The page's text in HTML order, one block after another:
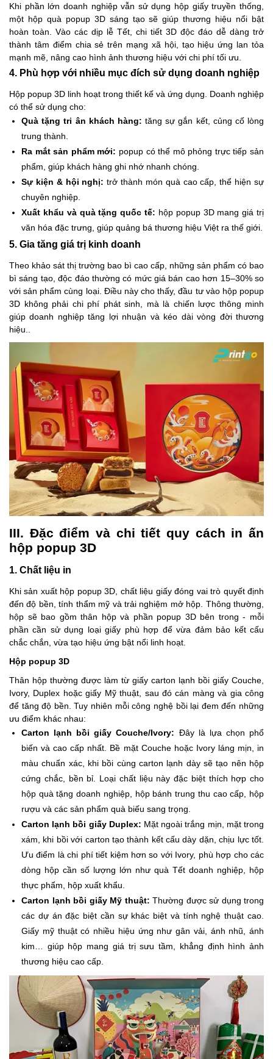
Khi phần lớn doanh nghiệp vẫn sử dụng hộp giấy truyền thống,
một hộp quà popup 3D sáng tạo sẽ giúp thương hiệu nổi bật
hoàn toàn. Vào các dịp lễ Tết, chi tiết 3D độc đáo dễ dàng trở
thành tâm điểm chia sẻ trên mạng xã hội, tạo hiệu ứng lan tỏa
mạnh mẽ, nâng cao hình ảnh thương hiệu với chi phí tối ưu.
4. Phù hợp với nhiều mục đích sử dụng doanh nghiệp
Hộp popup 3D linh hoạt trong thiết kế và ứng dụng. Doanh nghiệp
có thể sử dụng cho:
Quà tặng tri ân khách hàng: tăng sự gắn kết, củng cố lòng
trung thành.
Ra mắt sản phẩm mới: popup có thể mô phỏng trực tiếp sản
phẩm, giúp khách hàng ghi nhớ nhanh chóng.
Sự kiện & hội nghị:trở thành món quà cao cấp, thể hiện sự
chuyên nghiệp.
Xuất khẩu và quà tặng quốc tế: hộp popup 3D mang giá trị
văn hóa đặc trưng, giúp quảng bá thương hiệu Việt ra thế giới.
5. Gia tăng giá trị kinh doanh
Theo khảo sát thị trường bao bì cao cấp, những sản phẩm có bao
bì sáng tạo, độc đáo thường có mức giá bán cao hơn 15–30% so
với sản phẩm cùng loại. Điều này cho thấy, đầu tư vào hộp popup
3D không phải chi phí phát sinh, mà là chiến lược thông minh
giúp doanh nghiệp tăng lợi nhuận và kéo dài vòng đời thương
hiệu..
III. Đặc điểm và chi tiết quy cách in ấn
hộp popup 3D
1. Chất liệu in
Khi sản xuất hộp popup 3D, chất liệu giấy đóng vai trò quyết định
đến độ bền, tính thẩm mỹ và trải nghiệm mở hộp. Thông thường,
hộp sẽ bao gồm thân hộp và phần popup 3D bên trong - mỗi
phần cần sử dụng loại giấy phù hợp để vừa đảm bảo kết cấu
chắc chắn, vừa tạo hiệu ứng bật nổi linh hoạt.
Hộp popup 3D
Thân hộp thường được làm từ giấy carton lạnh bồi giấy Couche,
Ivory, Duplex hoặc giấy Mỹ thuật, sau đó cán màng và gia công
để tăng độ bền. Tuy nhiên mỗi công nghệ bồi lại đem đến những
ưu điểm khác nhau:
Carton lạnh bồi giấy Couche/Ivory: Đây là lựa chọn phổ
biến và cao cấp nhất. Bề mặt Couche hoặc Ivory láng mịn, in
màu chuẩn xác, khi bồi cùng carton lạnh dày sẽ tạo nên hộp
cứng chắc, bền bỉ. Loại chất liệu này đặc biệt thích hợp cho
hộp quà tặng doanh nghiệp, hộp bánh trung thu cao cấp, hộp
rượu và các sản phẩm quà biếu sang trọng.
Carton lạnh bồi giấy Duplex: Mặt ngoài trắng mịn, mặt trong
xám, khi bồi với carton tạo thành kết cấu dày dặn, chịu lực tốt.
Ưu điểm là chi phí tiết kiệm hơn so với Ivory, phù hợp cho các
dòng hộp cần số lượng lớn như quà Tết doanh nghiệp, hộp
thực phẩm, hộp xuất khẩu.
Carton lạnh bồi giấy Mỹ thuật: Thường được sử dụng trong
các dự án đặc biệt cần sự khác biệt và tính nghệ thuật cao.
Giấy mỹ thuật có nhiều hiệu ứng như gân vải, ánh nhũ, ánh
kim… giúp hộp mang giá trị sưu tầm, khẳng định hình ảnh
thương hiệu cao cấp.